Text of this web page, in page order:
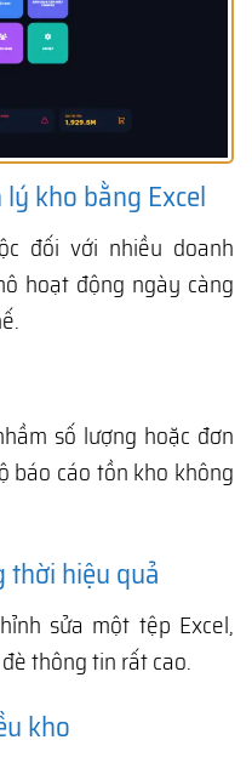
kho bằng Excel
đối với nhiều doanh
hoạt động ngày càng
số lượng hoặc đơn
báo cáo tồn kho không
thời hiệu quả
sửa một tệp Excel,
thông tin rất cao.
kho